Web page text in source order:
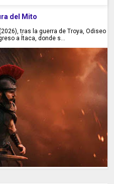
del Mito
tras la guerra de Troya, Odiseo
a Ítaca, donde s...